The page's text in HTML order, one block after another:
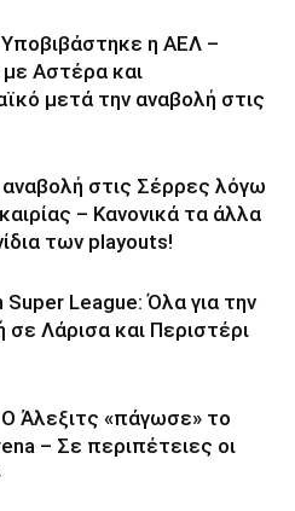
η ΑΕΛ –
με Αστέρα και
μετά την αναβολή στις
αναβολή στις Σέρρες λόγω
– Κανονικά τα άλλα
των playouts!
Super League: Όλα για την
σε Λάρισα και Περιστέρι
Άλεξιτς «πάγωσε» το
– Σε περιπέτειες οι